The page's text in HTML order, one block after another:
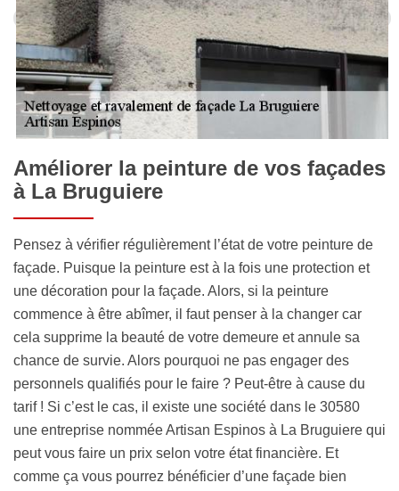
Améliorer la peinture de vos façades
à La Bruguiere
Pensez à vérifier régulièrement l’état de votre peinture de
façade. Puisque la peinture est à la fois une protection et
une décoration pour la façade. Alors, si la peinture
commence à être abîmer, il faut penser à la changer car
cela supprime la beauté de votre demeure et annule sa
chance de survie. Alors pourquoi ne pas engager des
personnels qualifiés pour le faire ? Peut-être à cause du
tarif ! Si c’est le cas, il existe une société dans le 30580
une entreprise nommée Artisan Espinos à La Bruguiere qui
peut vous faire un prix selon votre état financière. Et
comme ça vous pourrez bénéficier d’une façade bien